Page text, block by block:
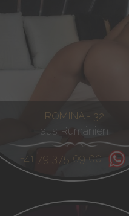
ROMINA - 32
aus Rumänien
+41 79 375 09 00